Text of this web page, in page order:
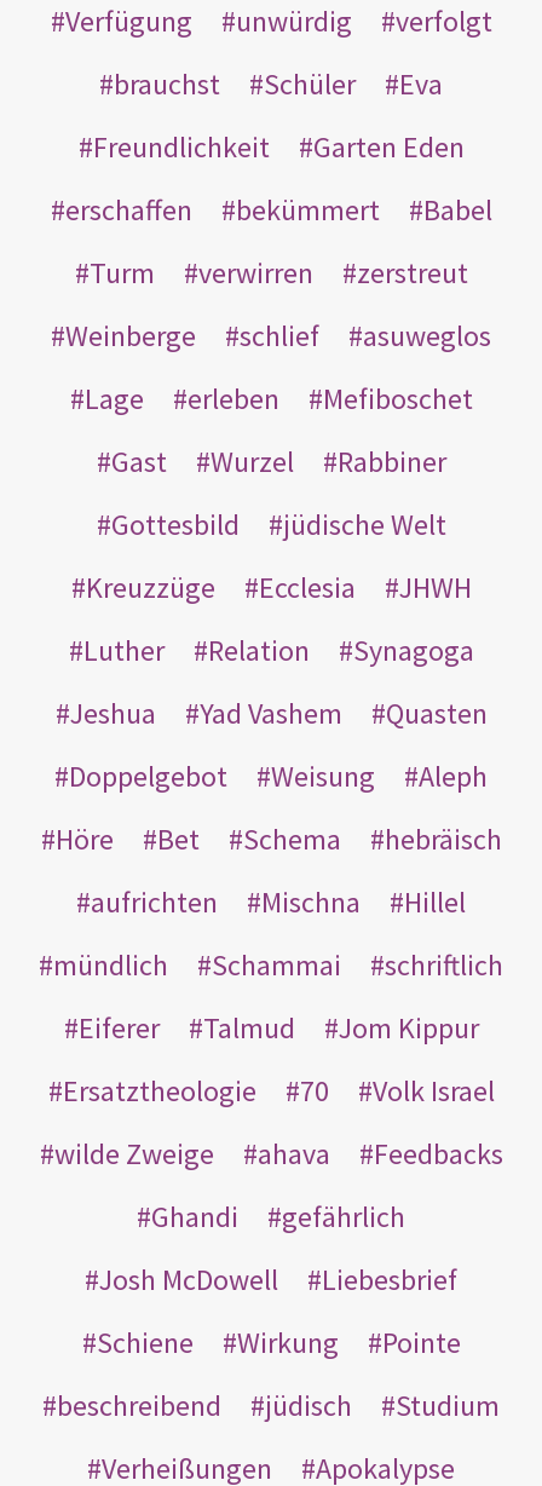
Verfügung
unwürdig
verfolgt
brauchst
Schüler
Eva
Freundlichkeit
Garten Eden
erschaffen
bekümmert
Babel
Turm
verwirren
zerstreut
Weinberge
schlief
asuweglos
Lage
erleben
Mefiboschet
Gast
Wurzel
Rabbiner
Gottesbild
jüdische Welt
Kreuzzüge
Ecclesia
JHWH
Luther
Relation
Synagoga
Jeshua
Yad Vashem
Quasten
Doppelgebot
Weisung
Aleph
Höre
Bet Schema
hebräisch
aufrichten
Mischna
Hillel
mündlich
Schammai
schriftlich
Eiferer
Talmud
Jom Kippur
Ersatztheologie
70
Volk Israel
wilde Zweige
ahava
Feedbacks
Ghandi
gefährlich
Josh McDowell
Liebesbrief
Schiene
Wirkung
Pointe
beschreibend
jüdisch
Studium
Verheißungen
Apokalypse